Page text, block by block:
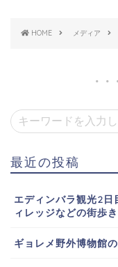
HOME メディア
最近の投稿
エディンバラ観光2
ィレッジなどの街歩き
ギョレメ野外博物館